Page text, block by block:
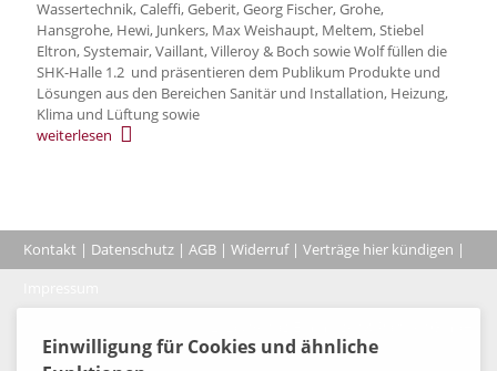
Wassertechnik, Caleffi, Geberit, Georg Fischer, Grohe,
Hansgrohe, Hewi, Junkers, Max Weishaupt, Meltem, Stiebel
Eltron, Systemair, Vaillant, Villeroy & Boch sowie Wolf füllen die
SHK-Halle 1.2 und präsentieren dem Publikum Produkte und
Lösungen aus den Bereichen Sanitär und Installation, Heizung,
Klima und Lüftung sowie
weiterlesen
Kontakt | Datenschutz | AGB | Widerruf| Verträge hier kündigen |
Einwilligung für Cookies und ähnliche